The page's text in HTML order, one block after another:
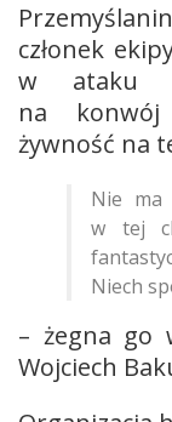
członek
w ataku
na konwój
żywność na
Nie ma
w tej
Niech
– żegna go
Wojciech